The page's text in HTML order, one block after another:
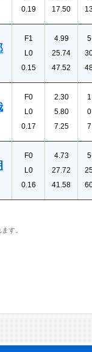
0.19
17.50
F1
L0
0.15
4.99
25.74
47.52
F0
L0
0.17
2.30
5.80
7.25
F0
L0
0.16
4.73
27.72
41.58
す。